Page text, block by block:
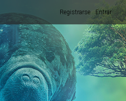
Registrarse Entrar